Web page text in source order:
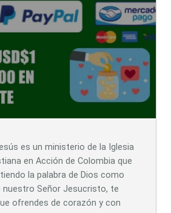
es un ministerio de la Iglesia
en Acción de Colombia que
la palabra de Dios como
nuestro Señor Jesucristo, te
ofrendes de corazón y con